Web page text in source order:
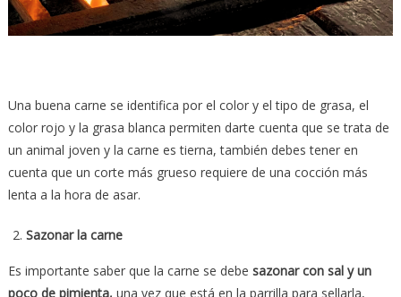
Una buena carne se identifica por el color y el tipo de grasa, el
color rojo y la grasa blanca permiten darte cuenta que se trata de
un animal joven y la carne es tierna, también debes tener en
cuenta que un corte más grueso requiere de una cocción más
lenta a la hora de asar.
Sazonar la carne
Es importante saber que la carne se debe sazonar con sal y un
poco de pimienta, una vez que está en la parrilla para sellarla,